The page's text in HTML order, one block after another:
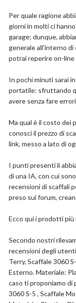
Finiture
tutte le parti
incastrato nei
Senza viti
facili e saldi
ripiano REALI,
montanti e dei
MDF liscio
Dettagli
Marchio:
Tipo di
Tipo di
Tipo di
Dimensioni
Materiale:
Forma:
Per quale ragione
giorni in molti ci
garage; dunque,
generale all'interno di
potrai reperire on-
In pochi minuti sarai
portatile: sfruttando
avere senza fare
Ma qual è il costo dei
conosci il prezzo di
link, messo a lato di
I punti presenti li
di una IA, con cui
recensioni di scaffali
preso sui forum,
Ecco qui i prodotti più
Secondo nostri
recensioni degli
Terry, Scaffale 3060
Esterno. Materiale:
caso ti proponiamo di
3060 S-5 , Scaffale